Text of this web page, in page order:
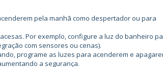
pela manhã como despertador ou para
Por exemplo, configure a luz do banheiro
com sensores ou cenas).
programe as luzes para acenderem e
a segurança.